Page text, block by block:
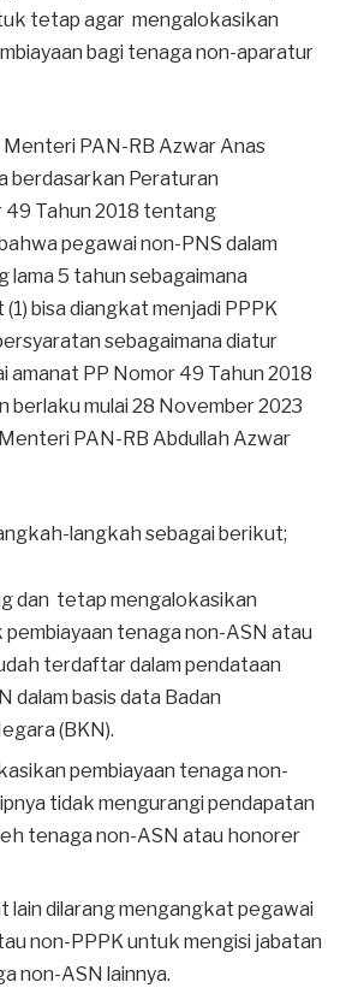
tetap agar mengalokasikan
bagi tenaga non-aparatur
Menteri PAN-RB Azwar Anas
berdasarkan Peraturan
49 Tahun 2018 tentang
pegawai non-PNS dalam
lama 5 tahun sebagaimana
(1) bisa diangkat menjadi PPPK
sebagaimana diatur
amanat PP Nomor 49 Tahun 2018
berlaku mulai 28 November 2023
PAN-RB Abdullah Azwar
langkah sebagai berikut;
dan tetap mengalokasikan
tenaga non-ASN atau
terdaftar dalam pendataan
dalam basis data Badan
(BKN).
pembiayaan tenaga non-
tidak mengurangi pendapatan
tenaga non-ASN atau honorer
lain dilarang mengangkat pegawai
non-PPPK untuk mengisi jabatan
non-ASN lainnya.